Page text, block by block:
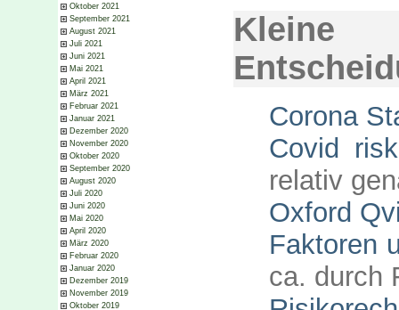
Oktober 2021
September 2021
August 2021
Juli 2021
Juni 2021
Mai 2021
April 2021
März 2021
Februar 2021
Januar 2021
Dezember 2020
November 2020
Oktober 2020
September 2020
August 2020
Juli 2020
Juni 2020
Mai 2020
April 2020
März 2020
Februar 2020
Januar 2020
Dezember 2019
November 2019
Oktober 2019
Corona
Covid
relativ
Oxford
Faktoren
ca. durch